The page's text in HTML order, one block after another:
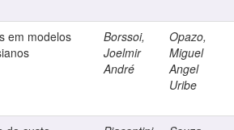
em modelos
Borssoi,
Joelmir
André
Opazo,
Miguel
Angel
Uribe